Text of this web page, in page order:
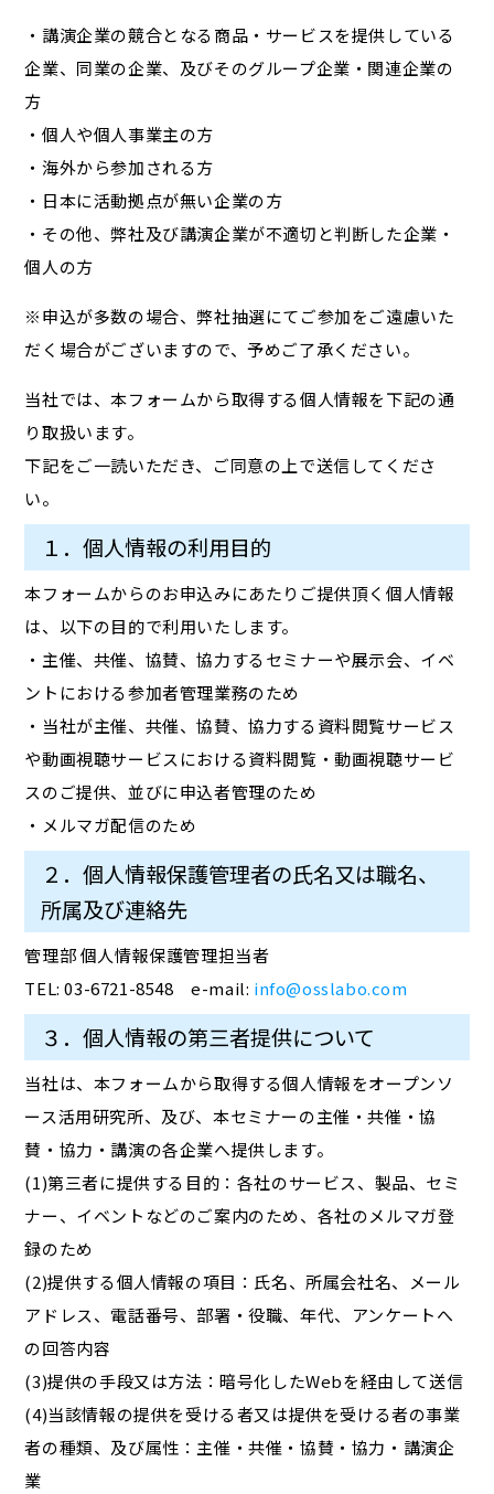
・講演企業の競合となる商品・サービスを提供している
企業、同業の企業、及びそのグループ企業・関連企業の
方
・個人や個人事業主の方
・海外から参加される方
・日本に活動拠点が無い企業の方
・その他、弊社及び講演企業が不適切と判断した企業・
個人の方
※申込が多数の場合、弊社抽選にてご参加をご遠慮いた
だく場合がございますので、予めご了承ください。
当社では、本フォームから取得する個人情報を下記の通
り取扱います。
下記をご一読いただき、ご同意の上で送信してくださ
い。
１．個人情報の利用目的
本フォームからのお申込みにあたりご提供頂く個人情報
は、以下の目的で利用いたします。
・主催、共催、協賛、協力するセミナーや展示会、イベ
ントにおける参加者管理業務のため
・当社が主催、共催、協賛、協力する資料閲覧サービス
や動画視聴サービスにおける資料閲覧・動画視聴サービ
スのご提供、並びに申込者管理のため
・メルマガ配信のため
２．個人情報保護管理者の氏名又は職名、
所属及び連絡先
管理部 個人情報保護管理担当者
TEL: 03-6721-8548 e-mail: info@osslabo.com
３．個人情報の第三者提供について
当社は、本フォームから取得する個人情報をオープンソ
ース活用研究所、及び、本セミナーの主催・共催・協
賛・協力・講演の各企業へ提供します。
(1)第三者に提供する目的：各社のサービス、製品、セミ
ナー、イベントなどのご案内のため、各社のメルマガ登
録のため
(2)提供する個人情報の項目：氏名、所属会社名、メール
アドレス、電話番号、部署・役職、年代、アンケートへ
の回答内容
(3)提供の手段又は方法：暗号化したWebを経由して送信
(4)当該情報の提供を受ける者又は提供を受ける者の事業
者の種類、及び属性：主催・共催・協賛・協力・講演企
業